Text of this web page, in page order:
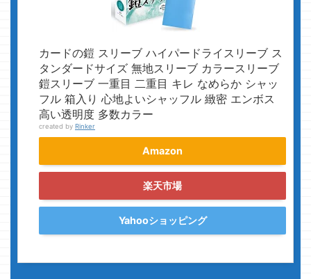
カードの鎧 スリーブ ハイパードライスリーブ ス
タンダードサイズ 無地スリーブ カラースリーブ
鎧スリーブ 一重目 二重目 キレ なめらか シャッ
フル 箱入り 心地よいシャッフル 緻密 エンボス
高い透明度 多数カラー
created by Rinker
Amazon
楽天市場
Yahooショッピング